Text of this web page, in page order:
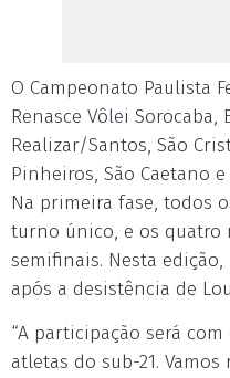
O Campeonato Paulista
Renasce Vôlei
Realizar/Santos, São
Pinheiros, São Caetano
Na primeira fase, todos
turno único, e os quatro
semifinais. Nesta
após a desistência de
“A participação será
atletas do sub-21.